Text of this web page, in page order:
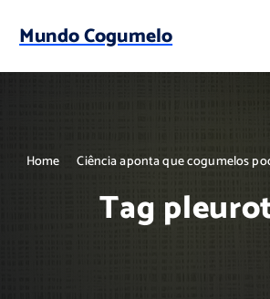
p
Mundo Cogumelo
Home Ciência aponta que cogumelos
Tag